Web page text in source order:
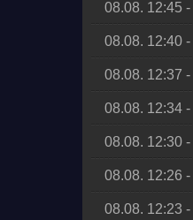
08.08. 12:45 -
08.08. 12:40 -
08.08. 12:37 -
08.08. 12:34 -
08.08. 12:30 -
08.08. 12:26 -
08.08. 12:23 -